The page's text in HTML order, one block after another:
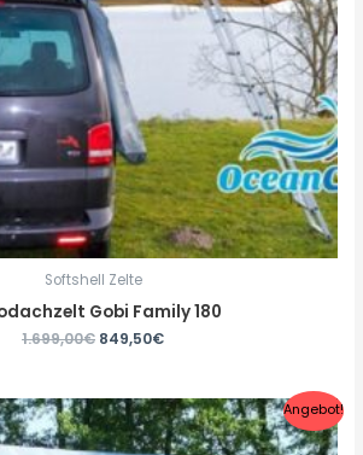
Softshell Zelte
Gobi Family 180
1.699,00€ 849,50€
Angebot!